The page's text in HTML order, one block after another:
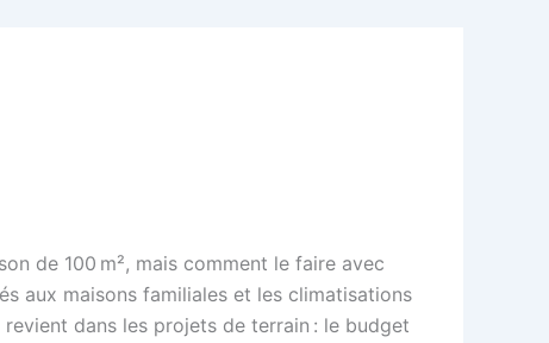
de 100 m², mais comment le faire avec
aux maisons familiales et les climatisations
dans les projets de terrain : le budget